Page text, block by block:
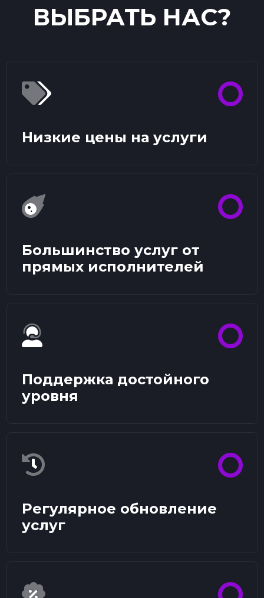
ВЫБРАТЬ НАС?
Низкие цены на услуги
Большинство услуг от
прямых исполнителей
Поддержка достойного
уровня
Регулярное обновление
услуг